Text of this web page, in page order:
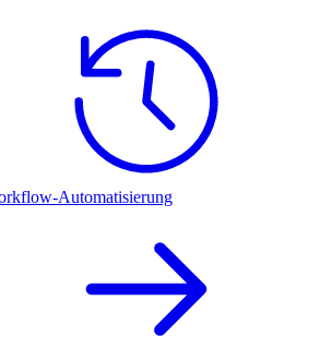
Automatisierung